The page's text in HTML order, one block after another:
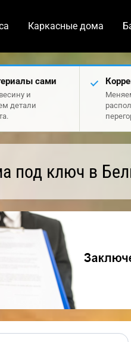
Каркасные дома
сами
и
детали
под ключ в